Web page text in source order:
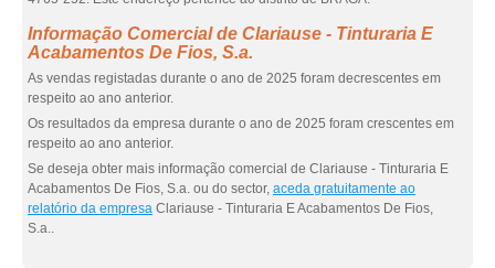
Informação Comercial de Clariause - Tinturaria E
Acabamentos De Fios, S.a.
As vendas registadas durante o ano de 2025 foram decrescentes em
respeito ao ano anterior.
Os resultados da empresa durante o ano de 2025 foram crescentes em
respeito ao ano anterior.
Se deseja obter mais informação comercial de Clariause - Tinturaria E
Acabamentos De Fios, S.a. ou do sector, aceda gratuitamente ao
relatório da empresa Clariause - Tinturaria E Acabamentos De Fios,
S.a..